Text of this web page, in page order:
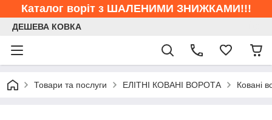
Каталог воріт з ШАЛЕНИМИ ЗНИЖКАМИ!!!
ДЕШЕВА КОВКА
Товари та послуги ЕЛІТНІ КОВАНІ ВОРОТА Ковані